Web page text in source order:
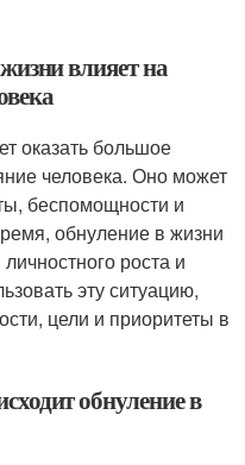
влияет на
оказать большое
человека. Оно может
беспомощности и
обнуление в жизни
роста и
эту ситуацию,
цели и приоритеты в
обнуление в